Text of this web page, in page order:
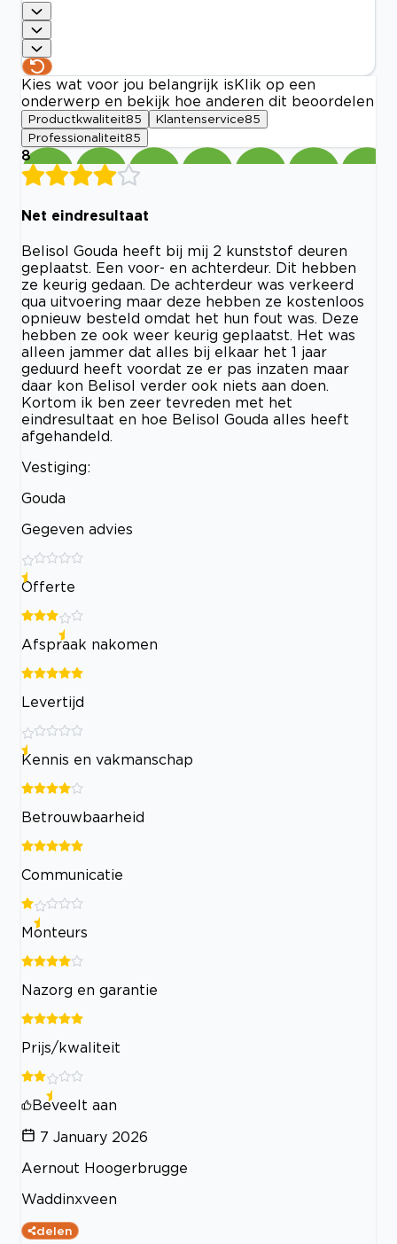
Kies wat voor jou belangrijk is Klik op een
onderwerp en bekijk hoe anderen dit beoordelen
Productkwaliteit85 Klantenservice85
Professionaliteit85
8
Net eindresultaat
Belisol Gouda heeft bij mij 2 kunststof deuren
geplaatst. Een voor- en achterdeur. Dit hebben
ze keurig gedaan. De achterdeur was verkeerd
qua uitvoering maar deze hebben ze kostenloos
opnieuw besteld omdat het hun fout was. Deze
hebben ze ook weer keurig geplaatst. Het was
alleen jammer dat alles bij elkaar het 1 jaar
geduurd heeft voordat ze er pas inzaten maar
daar kon Belisol verder ook niets aan doen.
Kortom ik ben zeer tevreden met het
eindresultaat en hoe Belisol Gouda alles heeft
afgehandeld.
Vestiging:
Gouda
Gegeven advies
Offerte
Afspraak nakomen
Levertijd
Kennis en vakmanschap
Betrouwbaarheid
Communicatie
Monteurs
Nazorg en garantie
Prijs/kwaliteit
Beveelt aan
7 January 2026
Aernout Hoogerbrugge
Waddinxveen
delen